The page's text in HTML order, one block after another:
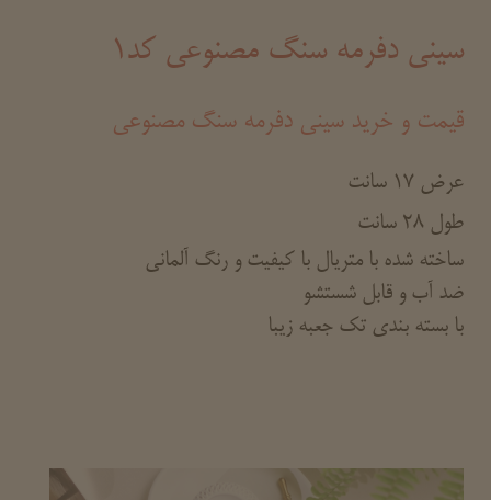
سینی دفرمه سنگ مصنوعی کد1
قیمت و خرید سینی دفرمه سنگ مصنوعی
عرض 17 سانت
طول 28 سانت
ساخته شده با متریال با کیفیت و رنگ آلمانی
ضد آب و قابل شستشو
با بسته بندی تک جعبه زیبا